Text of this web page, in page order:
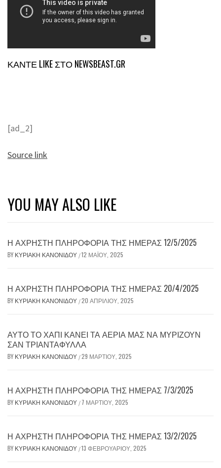
ΚΑΝΤΕ LIKE ΣΤΟ NEWSBEAST.GR
[ad_2]
Source link
YOU MAY ALSO LIKE
Η ΆΧΡΗΣΤΗ ΠΛΗΡΟΦΟΡΊΑ ΤΗΣ ΗΜΈΡΑΣ 12/5/2025
BY ΚΥΡΙΑΚΉ ΚΑΝΟΝΊΔΟΥ /12 ΜΑΪ́ΟΥ, 2025
Η ΆΧΡΗΣΤΗ ΠΛΗΡΟΦΟΡΊΑ ΤΗΣ ΗΜΈΡΑΣ 20/4/2025
BY ΚΥΡΙΑΚΉ ΚΑΝΟΝΊΔΟΥ /20 ΑΠΡΙΛΊΟΥ, 2025
ΑΥΤΌ ΤΟ ΧΆΠΙ ΚΆΝΕΙ ΤΑ ΑΈΡΙΆ ΜΑΣ ΝΑ ΜΥΡΊΖΟΥΝ
ΣΑΝ ΤΡΙΑΝΤΆΦΥΛΛΑ
BY ΚΥΡΙΑΚΉ ΚΑΝΟΝΊΔΟΥ /29 ΜΑΡΤΊΟΥ, 2025
Η ΆΧΡΗΣΤΗ ΠΛΗΡΟΦΟΡΊΑ ΤΗΣ ΗΜΈΡΑΣ 7/3/2025
BY ΚΥΡΙΑΚΉ ΚΑΝΟΝΊΔΟΥ / 7 ΜΑΡΤΊΟΥ, 2025
Η ΆΧΡΗΣΤΗ ΠΛΗΡΟΦΟΡΊΑ ΤΗΣ ΗΜΈΡΑΣ 13/2/2025
BY ΚΥΡΙΑΚΉ ΚΑΝΟΝΊΔΟΥ /13 ΦΕΒΡΟΥΑΡΊΟΥ, 2025